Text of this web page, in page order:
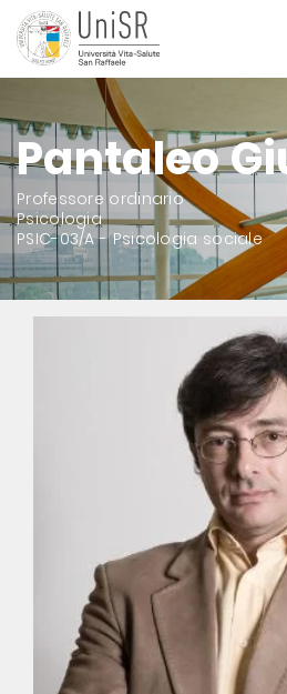
Pantaleo
Professore ordinario
Psicologia
PSIC-03/A - Psicologia sociale